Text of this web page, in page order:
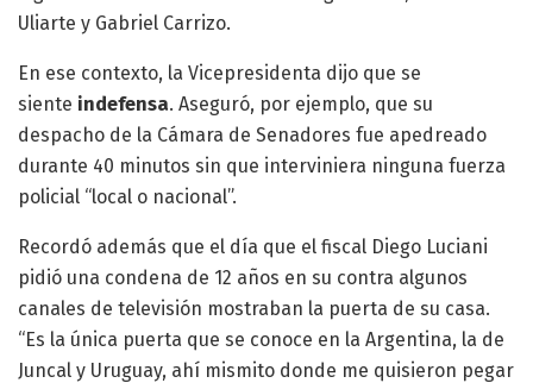
Uliarte y Gabriel Carrizo.
En ese contexto, la Vicepresidenta dijo que se
siente indefensa. Aseguró, por ejemplo, que su
despacho de la Cámara de Senadores fue apedreado
durante 40 minutos sin que interviniera ninguna fuerza
policial “local o nacional”.
Recordó además que el día que el fiscal Diego Luciani
pidió una condena de 12 años en su contra algunos
canales de televisión mostraban la puerta de su casa.
“Es la única puerta que se conoce en la Argentina, la de
Juncal y Uruguay, ahí mismito donde me quisieron pegar